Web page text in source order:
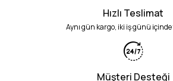
Hızlı Teslimat
Aynı gün kargo, iki iş günü
Müşteri Desteği